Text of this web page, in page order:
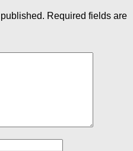
Required fields are